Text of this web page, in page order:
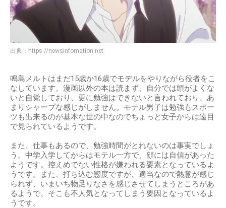
出典： https://newsinfomation.net
鳴島メルトはまだ15歳か16歳でモデルをやりながら役者をこ
なしています。漫画以外の本は読まず、自分では頭がよくな
いと自覚しており、更に勉強はできないと言われており、あ
まりシャープな感じがしません。モテル男子は勉強もスポー
ツも出来るのが基本な世の中なのでちょっと女子からは遠目
で見られているようです。
また、仕事もあるので、勉強時間がとれないのは事実でしょ
う。中学入学してからはモテル一方で、顔には自信があった
ようです。控えめでない性格が嫌われる要素となっているよ
うです。また、打ち込む態度ですが、適当なので熱意が感じ
られず、いまいち物足りなさを感じさせてしまうところがあ
るようで、そこも不人気となってしまう要因となっているよ
うです。